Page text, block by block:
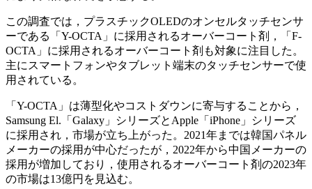
この調査では，プラスチックOLEDのオンセルタッチセンサ
ーである「Y-OCTA」に採用されるオーバーコート剤，「F-
OCTA」に採用されるオーバーコート剤も対象に注目した。
主にスマートフォンやタブレット端末のタッチセンサーで使
用されている。
「Y-OCTA」は薄型化やコストダウンに寄与することから，
Samsung El.「Galaxy」シリーズとApple「iPhone」シリーズ
に採用され，市場が立ち上がった。2021年までは韓国パネル
メーカーの採用が中心だったが，2022年から中国メーカーの
採用が増加しており，使用されるオーバーコート剤の2023年
の市場は13億円を見込む。